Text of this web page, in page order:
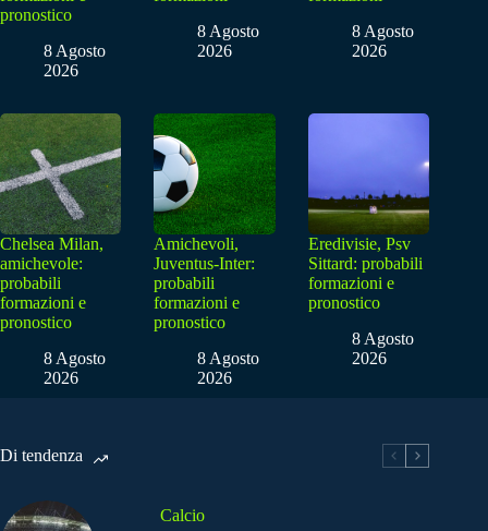
pronostico
8 Agosto
2026
8 Agosto
2026
8 Agosto
2026
Chelsea Milan,
amichevole:
probabili
formazioni e
pronostico
8 Agosto
2026
Amichevoli,
Juventus-Inter:
probabili
formazioni e
pronostico
8 Agosto
2026
Eredivisie, Psv
Sittard: probabili
formazioni e
pronostico
8 Agosto
2026
Di tendenza
Calcio